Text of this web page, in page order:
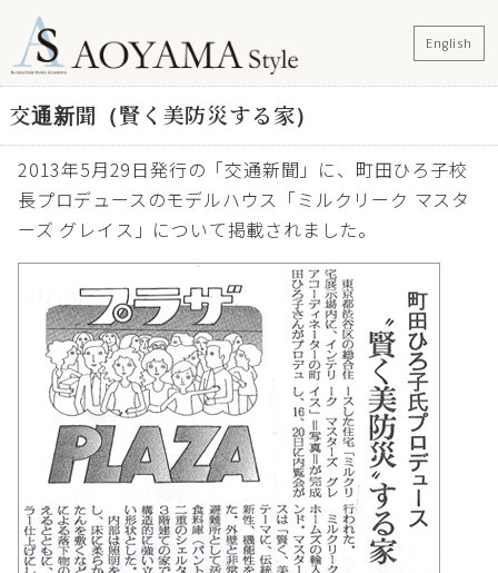
English
交通新聞（賢く美防災する家）
2013年5月29日発行の「交通新聞」に、町田ひろ子校
長プロデュースのモデルハウス「ミルクリーク マスタ
ーズ グレイス」について掲載されました。